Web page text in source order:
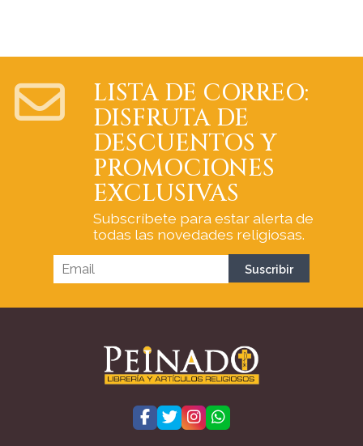
LISTA DE CORREO:
DISFRUTA DE
DESCUENTOS Y
PROMOCIONES
EXCLUSIVAS
Subscríbete para estar alerta de
todas las novedades religiosas.